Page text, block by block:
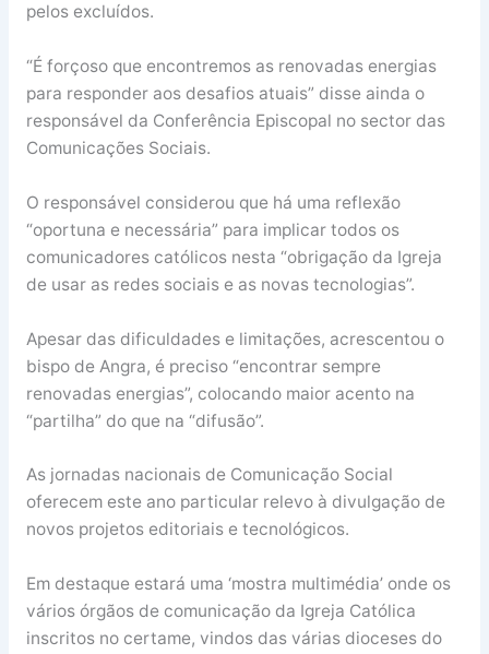
pelos excluídos.
“É forçoso que encontremos as renovadas energias
para responder aos desafios atuais” disse ainda o
responsável da Conferência Episcopal no sector das
Comunicações Sociais.
O responsável considerou que há uma reflexão
“oportuna e necessária” para implicar todos os
comunicadores católicos nesta “obrigação da Igreja
de usar as redes sociais e as novas tecnologias”.
Apesar das dificuldades e limitações, acrescentou o
bispo de Angra, é preciso “encontrar sempre
renovadas energias”, colocando maior acento na
“partilha” do que na “difusão”.
As jornadas nacionais de Comunicação Social
oferecem este ano particular relevo à divulgação de
novos projetos editoriais e tecnológicos.
Em destaque estará uma ‘mostra multimédia’ onde os
vários órgãos de comunicação da Igreja Católica
inscritos no certame, vindos das várias dioceses do